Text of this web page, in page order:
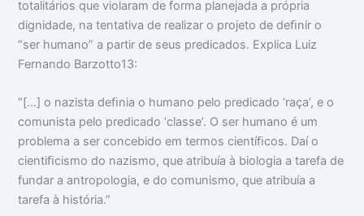
totalitários que violaram de forma planejada a própria
dignidade, na tentativa de realizar o projeto de deﬁnir o
“ser humano” a partir de seus predicados. Explica Luiz
Fernando Barzotto13:
“[…] o nazista deﬁnia o humano pelo predicado ‘raça’, e o
comunista pelo predicado ‘classe’. O ser humano é um
problema a ser concebido em termos cientíﬁcos. Daí o
cientiﬁcismo do nazismo, que atribuía à biologia a tarefa de
fundar a antropologia, e do comunismo, que atribuía a
tarefa à história.”